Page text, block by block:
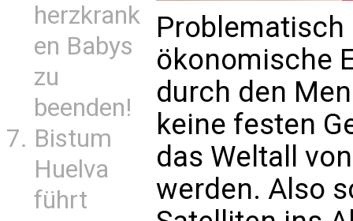
herzkrank
en Babys
zu
beenden!
Bistum
Huelva
führt
ökonomische
durch den
keine festen
das Weltall
werden. Also